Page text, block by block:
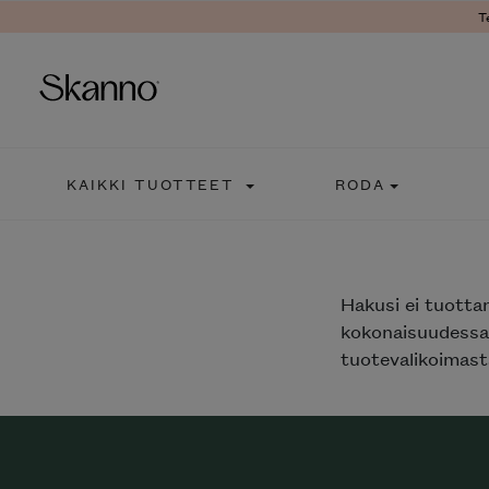
KAIKKI TUOTTEET RODA
Hakusi ei